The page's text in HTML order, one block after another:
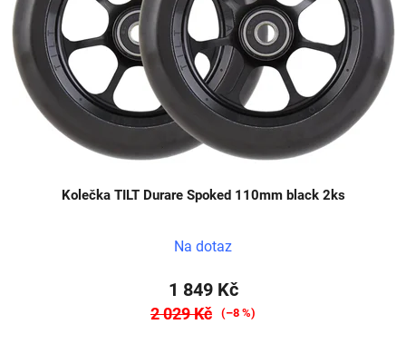
Kolečka TILT Durare Spoked 110mm black 2ks
Na dotaz
1 849 Kč
2 029 Kč (–8 %)